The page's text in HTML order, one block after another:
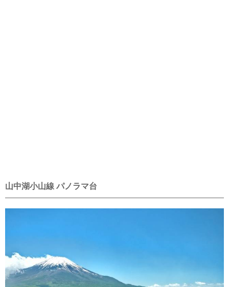
山中湖小山線 パノラマ台